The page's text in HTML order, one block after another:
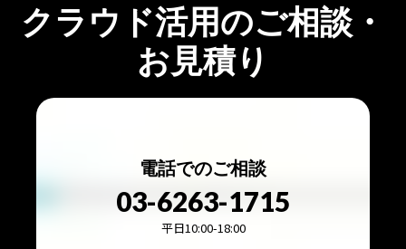
クラウド活用のご相談・
お見積り
電話でのご相談
03-6263-1715
平日10:00-18:00